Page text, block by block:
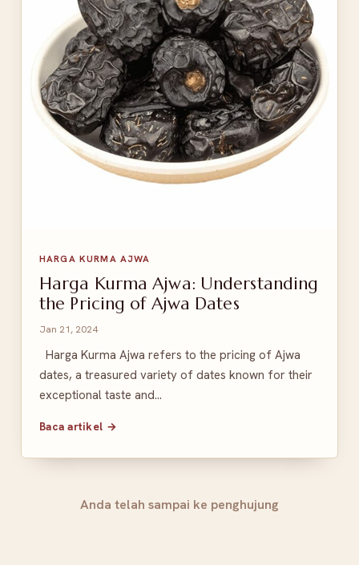
HARGA KURMA AJWA
Harga Kurma Ajwa: Understanding
the Pricing of Ajwa Dates
Jan 21, 2024
Harga Kurma Ajwa refers to the pricing of Ajwa
dates, a treasured variety of dates known for their
exceptional taste and…
Baca artikel →
Anda telah sampai ke penghujung